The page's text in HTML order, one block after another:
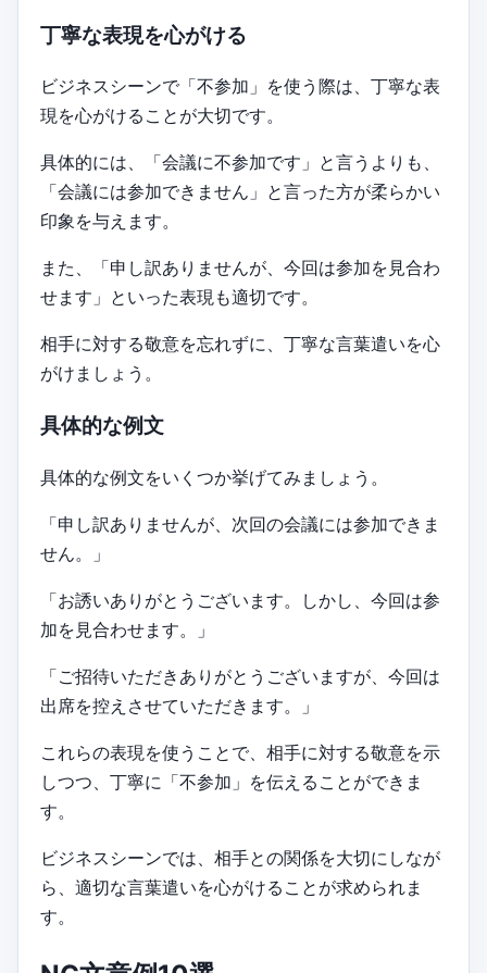
丁寧な表現を心がける
ビジネスシーンで「不参加」を使う際は、丁寧な表
現を心がけることが大切です。
具体的には、「会議に不参加です」と言うよりも、
「会議には参加できません」と言った方が柔らかい
印象を与えます。
また、「申し訳ありませんが、今回は参加を見合わ
せます」といった表現も適切です。
相手に対する敬意を忘れずに、丁寧な言葉遣いを心
がけましょう。
具体的な例文
具体的な例文をいくつか挙げてみましょう。
「申し訳ありませんが、次回の会議には参加できま
せん。」
「お誘いありがとうございます。しかし、今回は参
加を見合わせます。」
「ご招待いただきありがとうございますが、今回は
出席を控えさせていただきます。」
これらの表現を使うことで、相手に対する敬意を示
しつつ、丁寧に「不参加」を伝えることができま
す。
ビジネスシーンでは、相手との関係を大切にしなが
ら、適切な言葉遣いを心がけることが求められま
す。